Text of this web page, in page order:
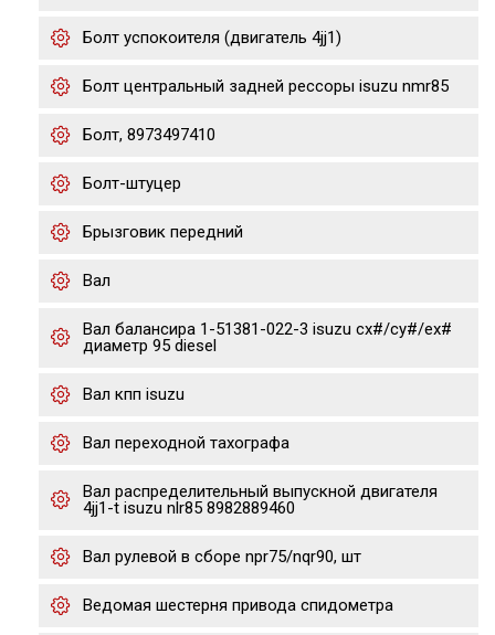
Болт успокоителя (двигатель 4jj1)
Болт центральный задней рессоры isuzu nmr85
Болт, 8973497410
Болт-штуцер
Брызговик передний
Вал
Вал балансира 1-51381-022-3 isuzu cx#/cy#/ex#
диаметр 95 diesel
Вал кпп isuzu
Вал переходной тахографа
Вал распределительный выпускной двигателя
4jj1-t isuzu nlr85 8982889460
Вал рулевой в сборе npr75/nqr90, шт
Ведомая шестерня привода спидометра